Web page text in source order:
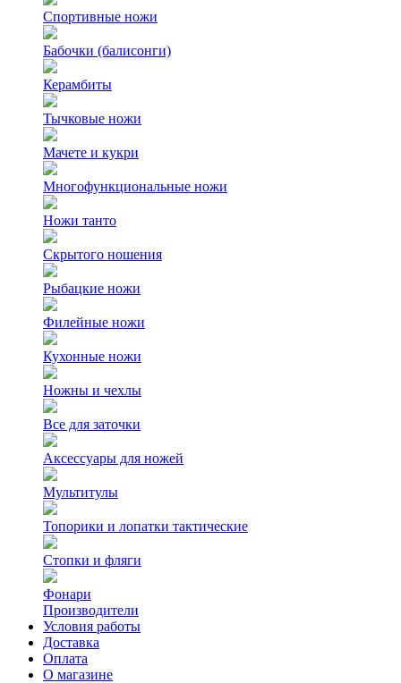
Спортивные ножи
Бабочки (балисонги)
Керамбиты
Тычковые ножи
Мачете и кукри
Многофункциональные ножи
Ножи танто
Скрытого ношения
Рыбацкие ножи
Филейные ножи
Кухонные ножи
Ножны и чехлы
Все для заточки
Аксессуары для ножей
Мультитулы
Топорики и лопатки тактические
Стопки и фляги
Фонари
Производители
Условия работы
Доставка
Оплата
О магазине